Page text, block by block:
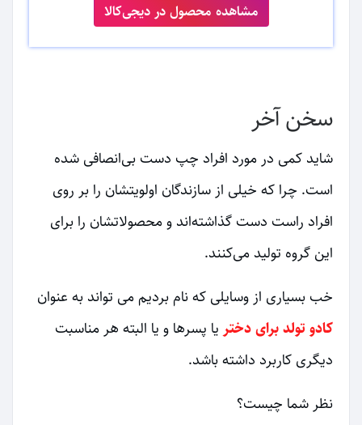
مشاهده محصول در دیجی‌کالا
سخن آخر
شاید کمی در مورد افراد چپ دست بی‌انصافی شده
است. چرا که خیلی از سازندگان اولویتشان را بر روی
افراد راست دست گذاشته‌اند و محصولاتشان را برای
این گروه تولید می‌کنند.
خب بسیاری از وسایلی که نام بردیم می تواند به عنوان
کادو تولد برای دختر یا پسرها و یا البته هر مناسبت
دیگری کاربرد داشته باشد.
نظر شما چیست؟